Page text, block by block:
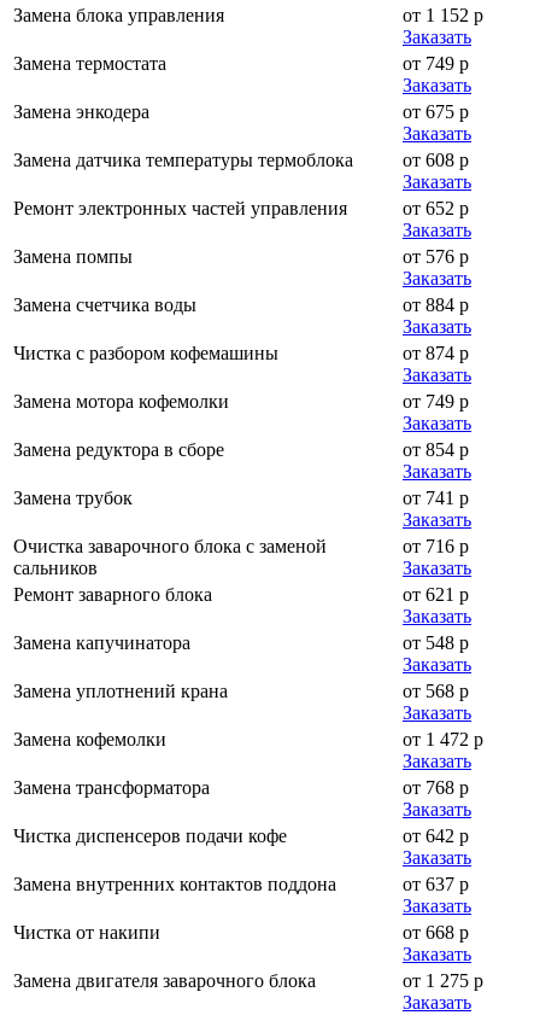
Замена блока управления
от 1 152 р
Заказать
Замена термостата
от 749 р
Заказать
Замена энкодера
от 675 р
Заказать
Замена датчика температуры термоблока
от 608 р
Заказать
Ремонт электронных частей управления
от 652 р
Заказать
Замена помпы
от 576 р
Заказать
Замена счетчика воды
от 884 р
Заказать
Чистка с разбором кофемашины
от 874 р
Заказать
Замена мотора кофемолки
от 749 р
Заказать
Замена редуктора в сборе
от 854 р
Заказать
Замена трубок
от 741 р
Заказать
Очистка заварочного блока с заменой
сальников
от 716 р
Заказать
Ремонт заварного блока
от 621 р
Заказать
Замена капучинатора
от 548 р
Заказать
Замена уплотнений крана
от 568 р
Заказать
Замена кофемолки
от 1 472 р
Заказать
Замена трансформатора
от 768 р
Заказать
Чистка диспенсеров подачи кофе
от 642 р
Заказать
Замена внутренних контактов поддона
от 637 р
Заказать
Чистка от накипи
от 668 р
Заказать
Замена двигателя заварочного блока
от 1 275 р
Заказать